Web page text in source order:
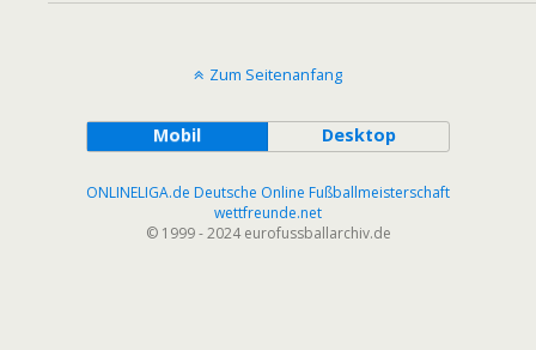
Zum Seitenanfang
Mobil Desktop
ONLINELIGA.de Deutsche Online Fußballmeisterschaft
wettfreunde.net
© 1999 - 2024 eurofussballarchiv.de